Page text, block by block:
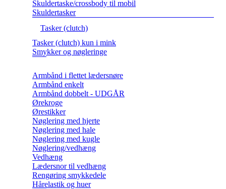
Skuldertaske/crossbody til mobil
Skuldertasker
Tasker (clutch)
Tasker (clutch) kun i mink
Smykker og nøgleringe
Armbånd i flettet lædersnøre
Armbånd enkelt
Armbånd dobbelt - UDGÅR
Ørekroge
Ørestikker
Nøglering med hjerte
Nøglering med hale
Nøglering med kugle
Nøglering/vedhæng
Vedhæng
Lædersnor til vedhæng
Rengøring smykkedele
Hårelastik og huer